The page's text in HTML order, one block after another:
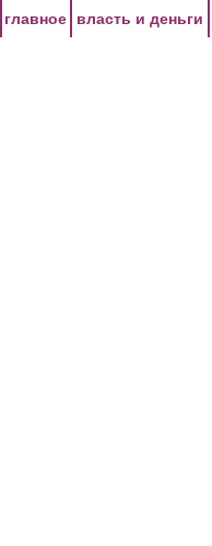
главное власть и деньги